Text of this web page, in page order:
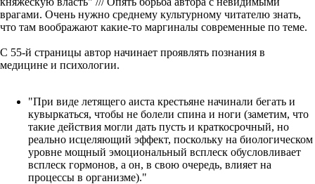
врагами. Очень нужно среднему культурному читателю знать,
что там воображают какие-то маргиналы современные по теме.
С 55-й страницы автор начинает проявлять познания в
медицине и психологии.
"При виде летящего аиста крестьяне начинали бегать и
кувыркаться, чтобы не болели спина и ноги (заметим, что
такие действия могли дать пусть и краткосрочный, но
реально исцеляющий эффект, поскольку на биологическом
уровне мощный эмоциональный всплеск обусловливает
всплеск гормонов, а он, в свою очередь, влияет на
процессы в организме)."